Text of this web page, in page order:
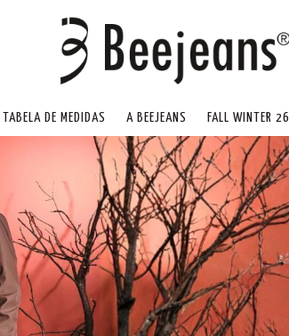
TABELA DE MEDIDAS A BEEJEANS FALL WINTER 26